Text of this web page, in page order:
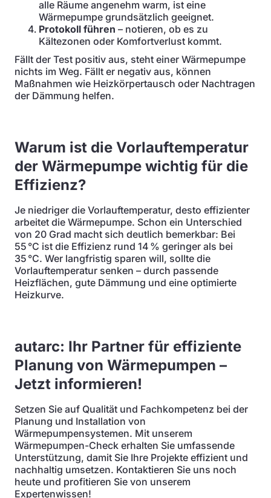
alle Räume angenehm warm, ist eine
Wärmepumpe grundsätzlich geeignet.
Protokoll führen – notieren, ob es zu
Kältezonen oder Komfortverlust kommt.
Fällt der Test positiv aus, steht einer Wärmepumpe
nichts im Weg. Fällt er negativ aus, können
Maßnahmen wie Heizkörpertausch oder Nachtragen
der Dämmung helfen.
Warum ist die Vorlauftemperatur
der Wärmepumpe wichtig für die
Effizienz?
Je niedriger die Vorlauftemperatur, desto effizienter
arbeitet die Wärmepumpe. Schon ein Unterschied
von 20 Grad macht sich deutlich bemerkbar: Bei
55 °C ist die Effizienz rund 14 % geringer als bei
35 °C. Wer langfristig sparen will, sollte die
Vorlauftemperatur senken – durch passende
Heizflächen, gute Dämmung und eine optimierte
Heizkurve.
autarc: Ihr Partner für effiziente
Planung von Wärmepumpen –
Jetzt informieren!
Setzen Sie auf Qualität und Fachkompetenz bei der
Planung und Installation von
Wärmepumpensystemen. Mit unserem
Wärmepumpen-Check erhalten Sie umfassende
Unterstützung, damit Sie Ihre Projekte effizient und
nachhaltig umsetzen. Kontaktieren Sie uns noch
heute und profitieren Sie von unserem
Expertenwissen!